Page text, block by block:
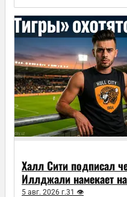
Халл Сити подписал
Иллджали намекает
5 авг. 2026 г.31 👁